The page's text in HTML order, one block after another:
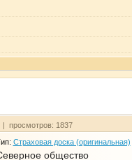
просмотров: 1837
Страховая доска (оригинальная)
общество